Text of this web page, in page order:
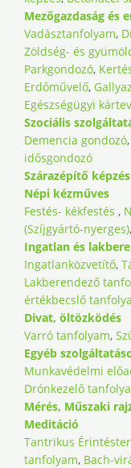
Mezőgazdaság és
Vadásztanfolyam,
Zöldség- és
Parkgondozó,
Erdőművelő,
Egészségügyi
Szociális
Demencia gondozó,
idősgondozó
Szárazépítő képzés
Népi kézműves
Festés- kékfestés ,
(Szíjgyártó-nyerges),
Ingatlan és
Ingatlanközvetítő,
Lakberendező
értékbecslő
Divat, öltözködés
Varró tanfolyam,
Egyéb
Munkavédelmi
Drónkezelő
Mérés, Műszaki
Meditáció
Tantrikus
tanfolyam, Bach-